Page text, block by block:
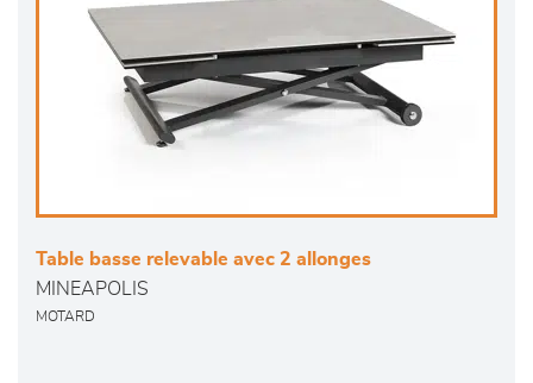
Table basse relevable avec 2 allonges
MINEAPOLIS
MOTARD